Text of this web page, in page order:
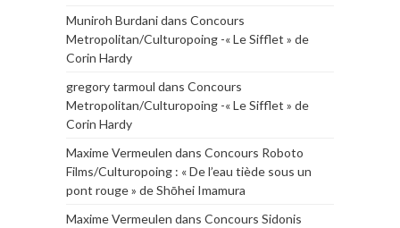
Muniroh Burdanidans Concours
Metropolitan/Culturopoing -« Le Sifflet » de
Corin Hardy
gregory tarmoul dans Concours
Metropolitan/Culturopoing -« Le Sifflet » de
Corin Hardy
Maxime Vermeulen dans Concours Roboto
Films/Culturopoing : « De l’eau tiède sous un
pont rouge » de Shōhei Imamura
Maxime Vermeulen dans Concours Sidonis